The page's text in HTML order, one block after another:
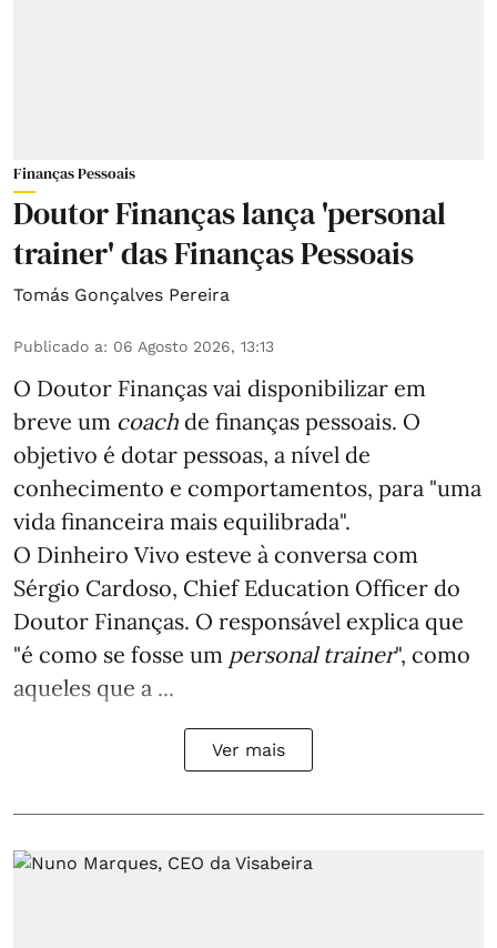
Finanças Pessoais
Doutor Finanças lança 'personal
trainer' das Finanças Pessoais
Tomás Gonçalves Pereira
Publicado a: 06 Agosto 2026, 13:13
O Doutor Finanças vai disponibilizar em
breve um coach de finanças pessoais. O
objetivo é dotar pessoas, a nível de
conhecimento e comportamentos, para "uma
vida financeira mais equilibrada".
O Dinheiro Vivo esteve à conversa com
Sérgio Cardoso, Chief Education Officer do
Doutor Finanças. O responsável explica que
"é como se fosse um personal trainer", como
aqueles que a ...
Ver mais